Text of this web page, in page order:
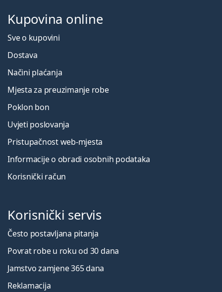
Kupovina online
Sve o kupovini
Dostava
Načini plaćanja
Mjesta za preuzimanje robe
Poklon bon
Uvjeti poslovanja
Pristupačnost web-mjesta
Informacije o obradi osobnih podataka
Korisnički račun
Korisnički servis
Često postavljana pitanja
Povrat robe u roku od 30 dana
Jamstvo zamjene 365 dana
Reklamacija